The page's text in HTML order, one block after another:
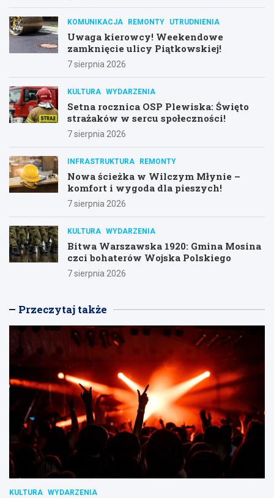
KOMUNIKACJA REMONTY UTRUDNIENIA
Uwaga kierowcy! Weekendowe
zamknięcie ulicy Piątkowskiej!
7 sierpnia 2026
KULTURA WYDARZENIA
Setna rocznica OSP Plewiska: Święto
strażaków w sercu społeczności!
7 sierpnia 2026
INFRASTRUKTURA REMONTY
Nowa ścieżka w Wilczym Młynie –
komfort i wygoda dla pieszych!
7 sierpnia 2026
KULTURA WYDARZENIA
Bitwa Warszawska 1920: Gmina Mosina
czci bohaterów Wojska Polskiego
7 sierpnia 2026
Przeczytaj także
KULTURA WYDARZENIA